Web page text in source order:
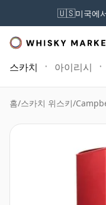
🇺🇸미국에
스카치 아이리시
홈/스카치 위스키/